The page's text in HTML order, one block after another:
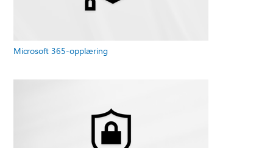
Microsoft 365-opplæring